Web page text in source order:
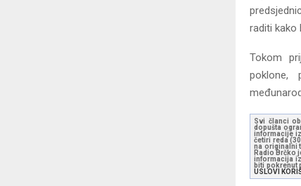
raditi kako
Tokom
poklone,
Svi članci
dopušta
informacije
četiri reda
na originalni
Radio Brčko
informacija
biti pokrenut
USLOVI